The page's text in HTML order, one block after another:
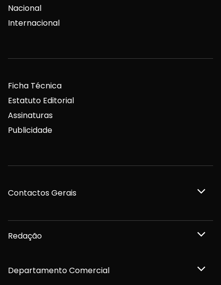
Nacional
Internacional
Ficha Técnica
Estatuto Editorial
Assinaturas
Publicidade
Contactos Gerais
Redação
Departamento Comercial